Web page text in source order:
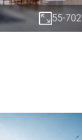
55-702